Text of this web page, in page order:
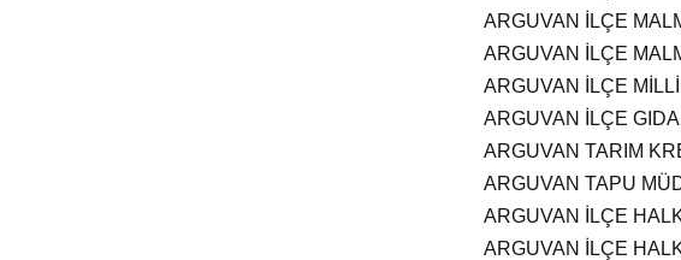
ARGUVAN İLÇE
ARGUVAN İLÇE
ARGUVAN İLÇE
ARGUVAN İLÇE
ARGUVAN TARIM
ARGUVAN TAPU
ARGUVAN İLÇE
ARGUVAN İLÇE